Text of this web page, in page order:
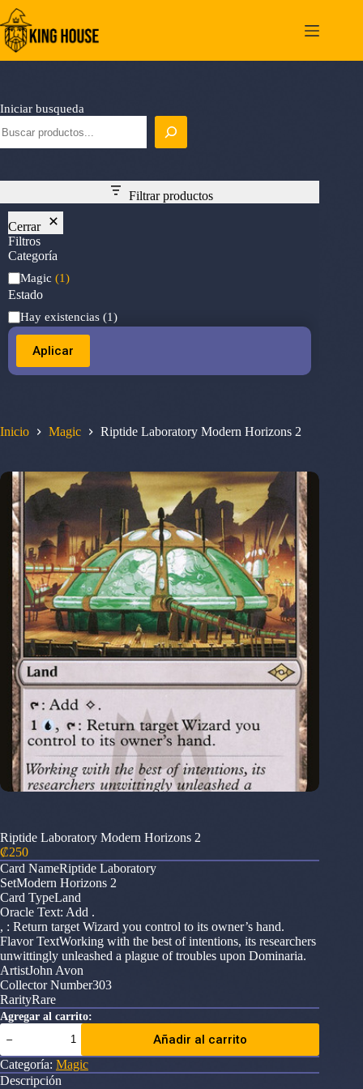
Saltar
al
contenido
Inicio Magic Riptide Laboratory Modern Horizons 2
Riptide Laboratory Modern Horizons 2
₡250
Card NameRiptide Laboratory
SetModern Horizons 2
Card TypeLand
Oracle Text: Add .
, : Return target Wizard you control to its owner’s hand.
Flavor TextWorking with the best of intentions, its researchers
unwittingly unleashed a plague of troubles upon Dominaria.
ArtistJohn Avon
Collector Number303
RarityRare
Agregar al carrito:
Riptide
Laboratory
Modern
Horizons
2
Añadir al carrito
Categoría: Magic
Descripción
Iniciar busqueda
Filtrar productos
Cerrar
Filtros
Categoría
Categoría
Magic (1)
Estado
Estado
Hay existencias (1)
Aplicar